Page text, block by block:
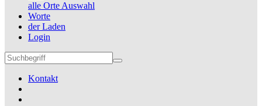
alle Orte Auswahl
Worte
der Laden
Login
Kontakt